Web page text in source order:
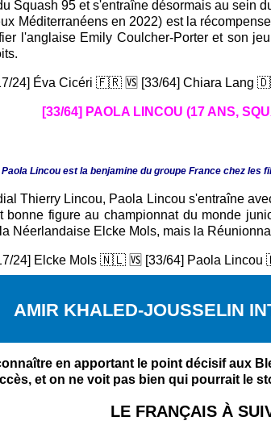
Squash 95 et s'entraîne désormais au
Méditerranéens en 2022) est la
l'anglaise Emily Coulcher-Porter et son
24] Éva Cicéri 🇫🇷 🆚 [33/64] Chiara Lang
[33/64] PAOLA LINCOU (17 ANS,
Paola Lincou est la benjamine du groupe France chez les
Thierry Lincou, Paola Lincou s'entraîne
bonne figure au championnat du monde
Néerlandaise Elcke Mols, mais la
24] Elcke Mols 🇳🇱 🆚 [33/64] Paola Lincou
AMIR KHALED-JOUSSELIN
en apportant le point décisif aux
et on ne voit pas bien qui pourrait le
LE FRANÇAIS À